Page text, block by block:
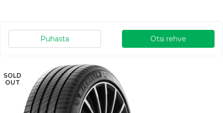
Otsi rehve
Puhasta
SOLD
OUT